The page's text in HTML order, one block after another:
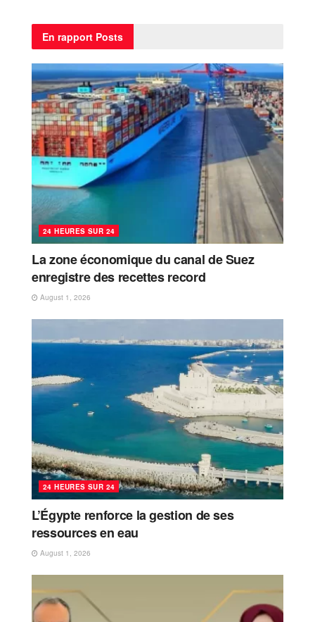
En rapport Posts
24 HEURES SUR 24
La zone économique du canal de Suez
enregistre des recettes record
August 1, 2026
24 HEURES SUR 24
L’Égypte renforce la gestion de ses
ressources en eau
August 1, 2026